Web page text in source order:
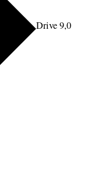
Drive 9,0